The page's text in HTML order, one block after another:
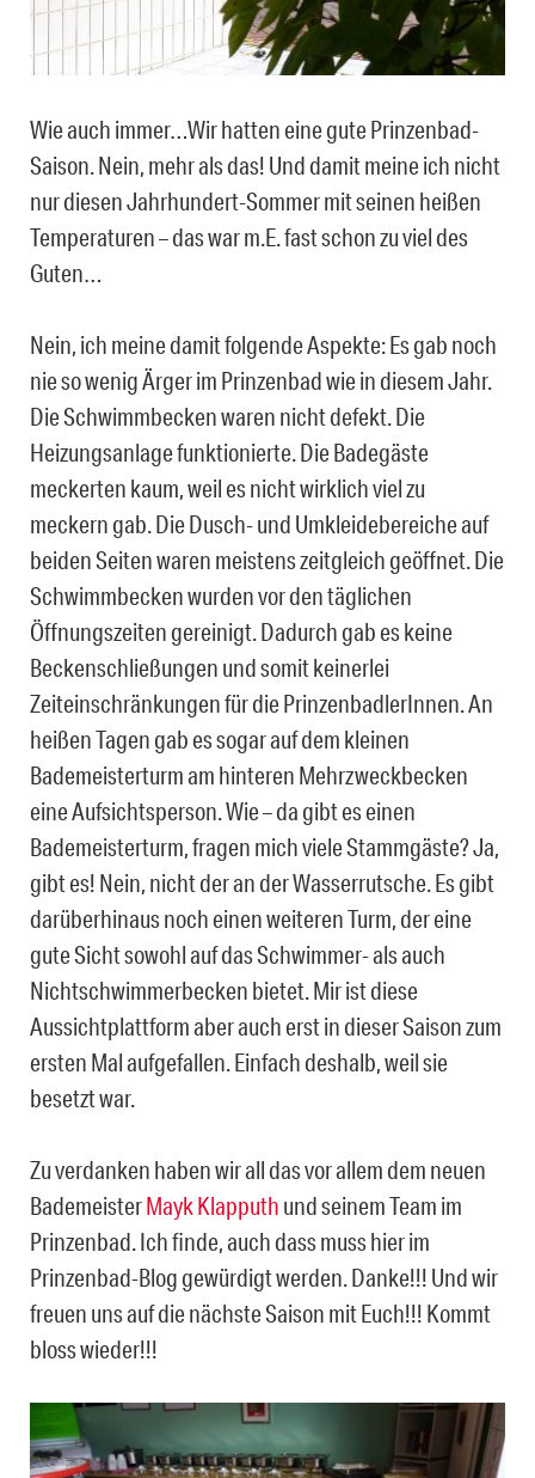
Wie auch immer…Wir hatten eine gute Prinzenbad-
Saison. Nein, mehr als das! Und damit meine ich nicht
nur diesen Jahrhundert-Sommer mit seinen heißen
Temperaturen – das war m.E. fast schon zu viel des
Guten…
Nein, ich meine damit folgende Aspekte: Es gab noch
nie so wenig Ärger im Prinzenbad wie in diesem Jahr.
Die Schwimmbecken waren nicht defekt. Die
Heizungsanlage funktionierte. Die Badegäste
meckerten kaum, weil es nicht wirklich viel zu
meckern gab. Die Dusch- und Umkleidebereiche auf
beiden Seiten waren meistens zeitgleich geöffnet. Die
Schwimmbecken wurden vor den täglichen
Öffnungszeiten gereinigt. Dadurch gab es keine
Beckenschließungen und somit keinerlei
Zeiteinschränkungen für die PrinzenbadlerInnen. An
heißen Tagen gab es sogar auf dem kleinen
Bademeisterturm am hinteren Mehrzweckbecken
eine Aufsichtsperson. Wie – da gibt es einen
Bademeisterturm, fragen mich viele Stammgäste? Ja,
gibt es! Nein, nicht der an der Wasserrutsche. Es gibt
darüberhinaus noch einen weiteren Turm, der eine
gute Sicht sowohl auf das Schwimmer- als auch
Nichtschwimmerbecken bietet. Mir ist diese
Aussichtplattform aber auch erst in dieser Saison zum
ersten Mal aufgefallen. Einfach deshalb, weil sie
besetzt war.
Zu verdanken haben wir all das vor allem dem neuen
BademeisterMayk Klapputh und seinem Team im
Prinzenbad. Ich finde, auch dass muss hier im
Prinzenbad-Blog gewürdigt werden. Danke!!! Und wir
freuen uns auf die nächste Saison mit Euch!!! Kommt
bloss wieder!!!